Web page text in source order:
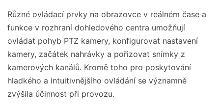
Různé ovládací prvky na obrazovce v reálném čase a
funkce v rozhraní dohledového centra umožňují
ovládat pohyb PTZ kamery, konfigurovat nastavení
kamery, začátek nahrávky a pořizovat snímky z
kamerových kanálů. Kromě toho pro poskytování
hladkého a intuitivnějšího ovládání se významně
zvýšila účinnost při provozu.